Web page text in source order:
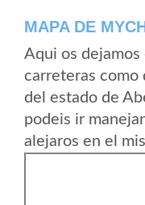
MAPA DE
Aqui os
carreteras
del estado de
podeis ir
alejaros en el